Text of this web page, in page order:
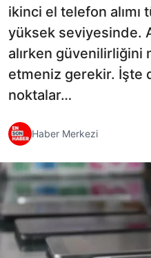
ikinci el telefon alımı
yüksek seviyesinde.
alırken güvenilirliğini
etmeniz gerekir. İşte
noktalar…
Haber Merkezi